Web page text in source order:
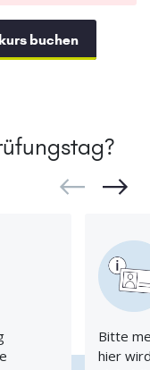
buchen
Bitte
hier